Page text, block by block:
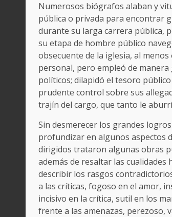
Numerosos biógrafos alaban y
pública o privada para encontrar
durante su larga carrera pública,
su etapa de hombre público
obsecuente de la iglesia, al
personal, pero empleó de
políticos; dilapidó el tesoro
prudente control sobre sus
trajín del cargo, que tanto le
Sin desmerecer los grandes
profundizar en algunos aspectos
dirigidos trataron algunas obras
además de resaltar las
describir los rasgos
a las críticas, fogoso en el amor,
incisivo en la crítica, sutil en los
frente a las amenazas, perezoso,